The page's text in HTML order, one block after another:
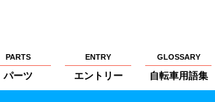
PARTS
パーツ
ENTRY
エントリー
GLOSSARY
自転車用語集